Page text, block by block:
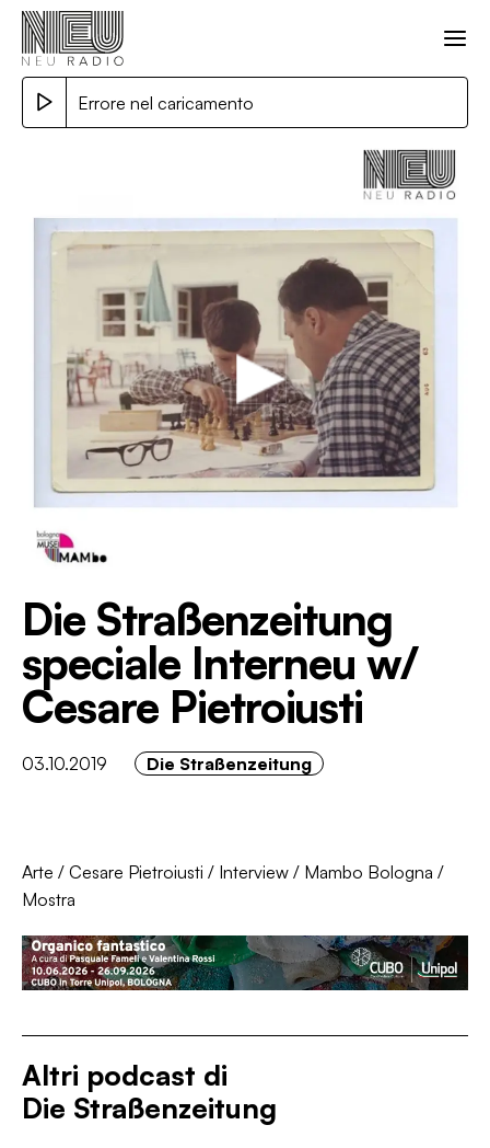
Errore nel caricamento
Die Straßenzeitung
speciale Interneu w/
Cesare Pietroiusti
03.10.2019 Die Straßenzeitung
Arte / Cesare Pietroiusti / Interview / Mambo Bologna /
Mostra
Altri podcast di
Die Straßenzeitung